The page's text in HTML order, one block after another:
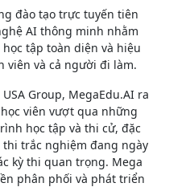
đào tạo trực tuyến tiên
AI thông minh nhằm
tập toàn diện và hiệu
viên và cả người đi làm.
Group, MegaEdu.AI ra
viên vượt qua những
học tập và thi cử, đặc
trắc nghiệm đang ngày
kỳ thi quan trọng. Mega
phân phối và phát triển